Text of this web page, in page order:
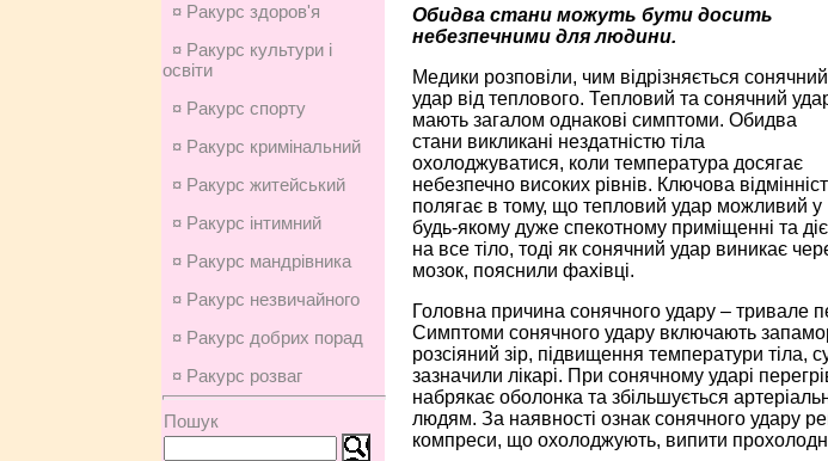
¤ Ракурс здоров'я
¤ Ракурс культури і
освіти
¤ Ракурс спорту
¤ Ракурс кримінальний
¤ Ракурс житейський
¤ Ракурс інтимний
¤ Ракурс мандрівника
¤ Ракурс незвичайного
¤ Ракурс добрих порад
¤ Ракурс розваг
Пошук
Обидва стани можуть бути досить
небезпечними для людини.
Медики розповіли, чим відрізняється сонячний
удар від теплового. Тепловий та сонячний
мають загалом однакові симптоми. Обидва
стани викликані нездатністю тіла
охолоджуватися, коли температура досягає
небезпечно високих рівнів. Ключова
полягає в тому, що тепловий удар можливий у
будь-якому дуже спекотному приміщенні та діє
на все тіло, тоді як сонячний удар виникає
мозок, пояснили фахівці.
Головна причина сонячного удару – тривале
Симптоми сонячного удару включають
розсіяний зір, підвищення температури тіла,
зазначили лікарі. При сонячному ударі
набрякає оболонка та збільшується
людям. За наявності ознак сонячного удару
компреси, що охолоджують, випити